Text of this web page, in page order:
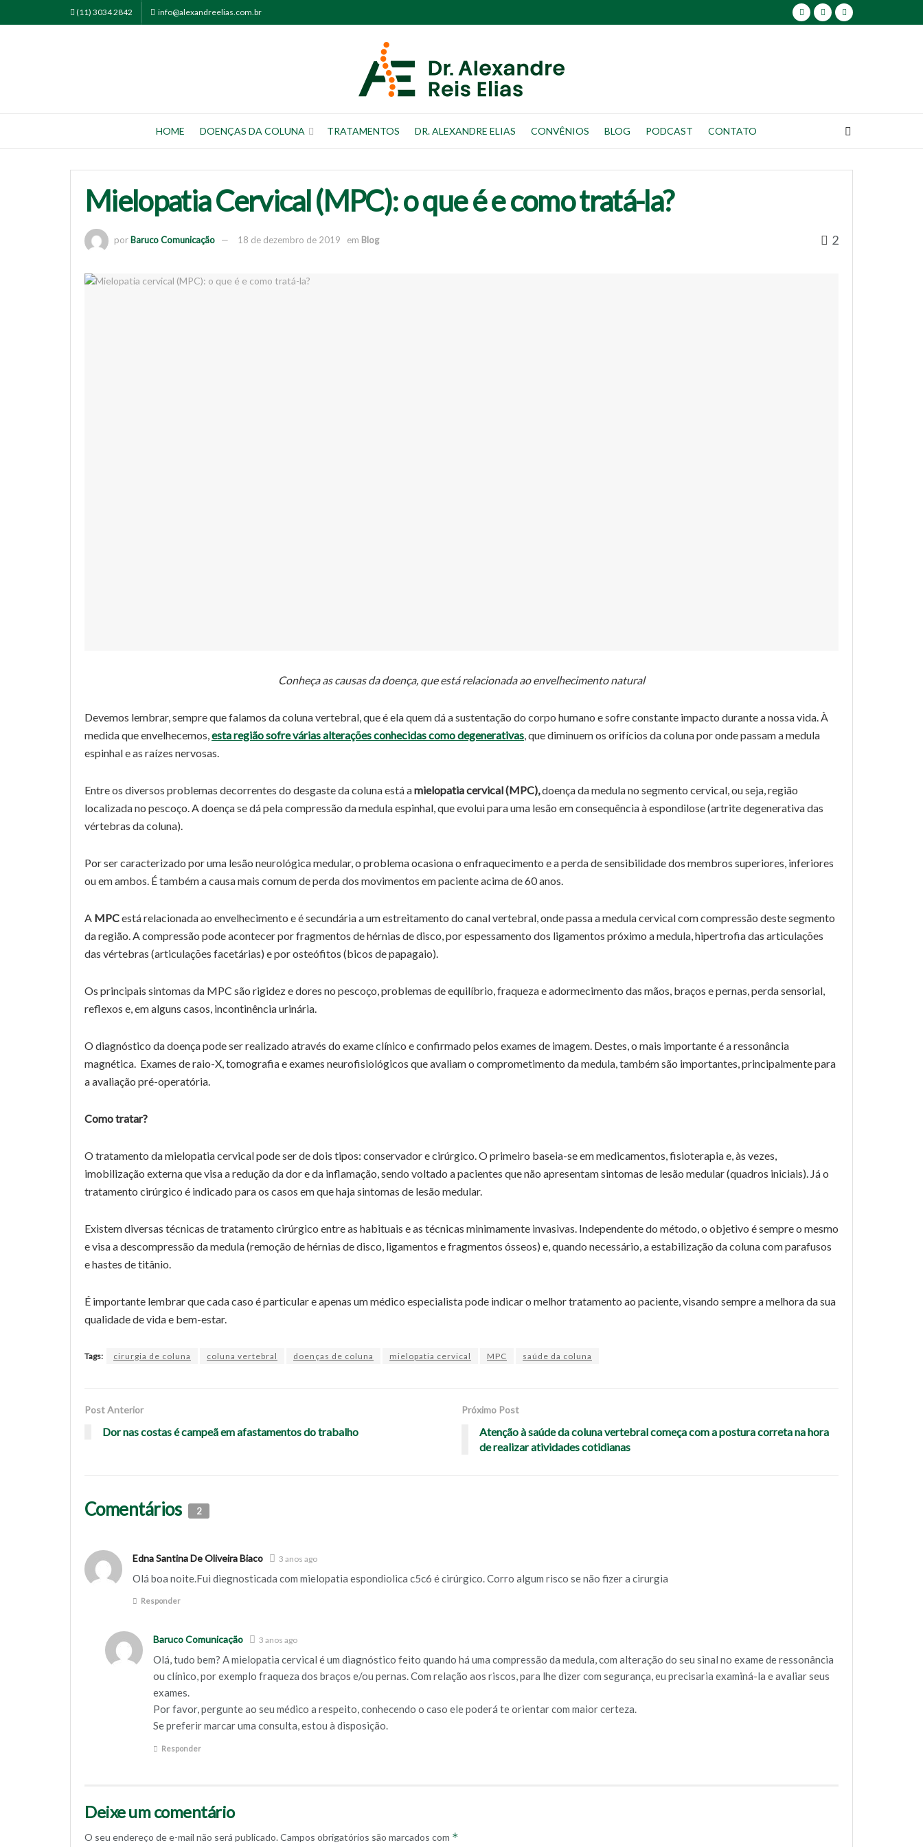
(11) 3034 2842 info@alexandreelias.com.br
HOME DOENÇAS DA COLUNA TRATAMENTOS DR. ALEXANDRE ELIAS CONVÊNIOS BLOG PODCAST CONTATO
Mielopatia Cervical (MPC): o que é e como tratá-la?
porBaruco Comunicação 18 de dezembro de 2019 em Blog 2
Conheça as causas da doença, que está relacionada ao envelhecimento natural
Devemos lembrar, sempre que falamos da coluna vertebral, que é ela quem dá a sustentação do corpo humano e sofre constante impacto durante a nossa vida. À
medida que envelhecemos, esta região sofre várias alterações conhecidas como degenerativas , que diminuem os orifícios da coluna por onde passam a medula
espinhal e as raízes nervosas.
Entre os diversos problemas decorrentes do desgaste da coluna está amielopatia cervical (MPC),doença da medula no segmento cervical, ou seja, região
localizada no pescoço. A doença se dá pela compressão da medula espinhal, que evolui para uma lesão em consequência à espondilose (artrite degenerativa das
vértebras da coluna).
Por ser caracterizado por uma lesão neurológica medular, o problema ocasiona o enfraquecimento e a perda de sensibilidade dos membros superiores, inferiores
ou em ambos. É também a causa mais comum de perda dos movimentos em paciente acima de 60 anos.
A MPCestá relacionada ao envelhecimento e é secundária a um estreitamento do canal vertebral, onde passa a medula cervical com compressão deste segmento
da região. A compressão pode acontecer por fragmentos de hérnias de disco, por espessamento dos ligamentos próximo a medula, hipertrofia das articulações
das vértebras (articulações facetárias) e por osteófitos (bicos de papagaio).
Os principais sintomas da MPC são rigidez e dores no pescoço, problemas de equilíbrio, fraqueza e adormecimento das mãos, braços e pernas, perda sensorial,
reflexos e, em alguns casos, incontinência urinária.
O diagnóstico da doença pode ser realizado através do exame clínico e confirmado pelos exames de imagem. Destes, o mais importante é a ressonância
magnética. Exames de raio-X, tomografia e exames neurofisiológicos que avaliam o comprometimento da medula, também são importantes, principalmente para
a avaliação pré-operatória.
Como tratar?
O tratamento da mielopatia cervical pode ser de dois tipos: conservador e cirúrgico. O primeiro baseia-se em medicamentos, fisioterapia e, às vezes,
imobilização externa que visa a redução da dor e da inflamação, sendo voltado a pacientes que não apresentam sintomas de lesão medular (quadros iniciais). Já o
tratamento cirúrgico é indicado para os casos em que haja sintomas de lesão medular.
Existem diversas técnicas de tratamento cirúrgico entre as habituais e as técnicas minimamente invasivas. Independente do método, o objetivo é sempre o mesmo
e visa a descompressão da medula (remoção de hérnias de disco, ligamentos e fragmentos ósseos) e, quando necessário, a estabilização da coluna com parafusos
e hastes de titânio.
É importante lembrar que cada caso é particular e apenas um médico especialista pode indicar o melhor tratamento ao paciente, visando sempre a melhora da sua
qualidade de vida e bem-estar.
Tags: cirurgia de coluna coluna vertebral doenças de coluna mielopatia cervical MPC saúde da coluna
Post Anterior
Dor nas costas é campeã em afastamentos do trabalho
Próximo Post
Atenção à saúde da coluna vertebral começa com a postura correta na hora
de realizar atividades cotidianas
Comentários 2
Edna Santina De Oliveira Biaco 3 anos ago
Olá boa noite.Fui diegnosticada com mielopatia espondiolica c5c6 é cirúrgico. Corro algum risco se não fizer a cirurgia
Responder
Baruco Comunicação 3 anos ago
Olá, tudo bem? A mielopatia cervical é um diagnóstico feito quando há uma compressão da medula, com alteração do seu sinal no exame de ressonância
ou clínico, por exemplo fraqueza dos braços e/ou pernas. Com relação aos riscos, para lhe dizer com segurança, eu precisaria examiná-la e avaliar seus
exames.
Por favor, pergunte ao seu médico a respeito, conhecendo o caso ele poderá te orientar com maior certeza.
Se preferir marcar uma consulta, estou à disposição.
Responder
Deixe um comentário
O seu endereço de e-mail não será publicado.Campos obrigatórios são marcados com *